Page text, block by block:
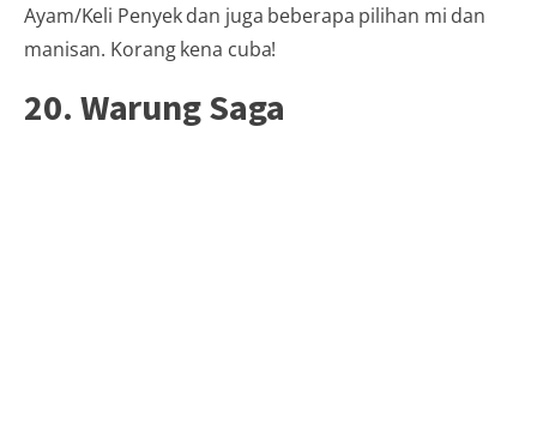
Ayam/Keli Penyek dan juga beberapa pilihan mi dan
manisan. Korang kena cuba!
20. Warung Saga